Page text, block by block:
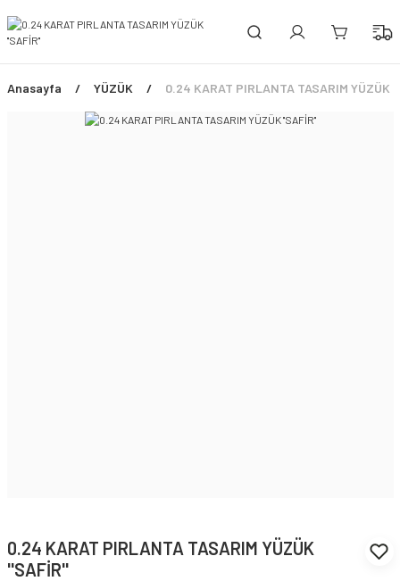
PEŞİN FİYATINA 3 TAKSİT!
ŞİMDİ TÜM ÜRÜNLERDE %45 İNDİRİM FIRSATI
Anasayfa YÜZÜK 0.24 KARAT PIRLANTA TASARIM YÜZÜK
0.24 KARAT PIRLANTA TASARIM YÜZÜK
''SAFİR''